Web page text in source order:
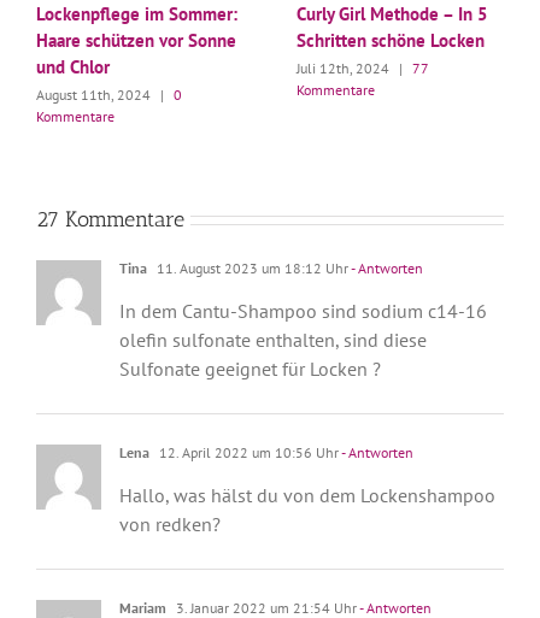
Lockenpflege im Sommer:
Haare schützen vor Sonne
und Chlor
August 11th, 2024 | 0
Kommentare
Curly Girl Methode – In 5
Schritten schöne Locken
Juli 12th, 2024 | 77
Kommentare
27 Kommentare
Tina 11. August 2023 um 18:12 Uhr- Antworten
In dem Cantu-Shampoo sind sodium c14-16
olefin sulfonate enthalten, sind diese
Sulfonate geeignet für Locken ?
Lena 12. April 2022 um 10:56 Uhr- Antworten
Hallo, was hälst du von dem Lockenshampoo
von redken?
Mariam 3. Januar 2022 um 21:54 Uhr- Antworten